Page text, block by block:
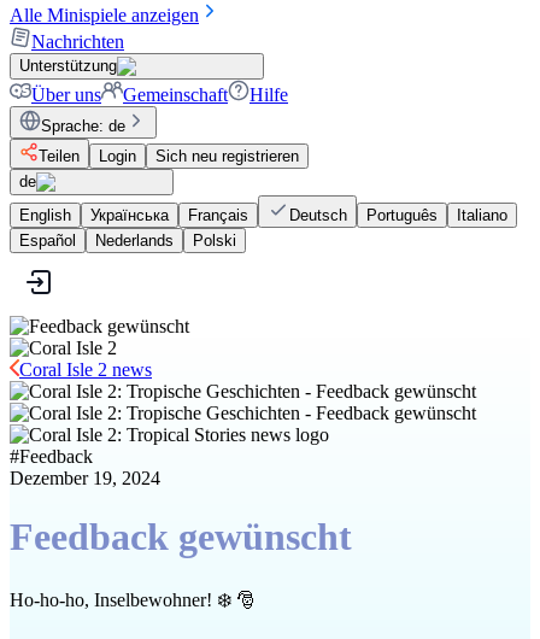
Alle Minispiele anzeigen
Nachrichten
Unterstützung
Über uns Gemeinschaft Hilfe
Sprache: de
Teilen
Login
Sich neu registrieren
de
English
Українська Français Deutsch Português
Italiano
Español
Nederlands Polski
Coral Isle 2 news
#Feedback
Dezember 19, 2024
Feedback gewünscht
Ho-ho-ho, Inselbewohner! ❄️ 🎅